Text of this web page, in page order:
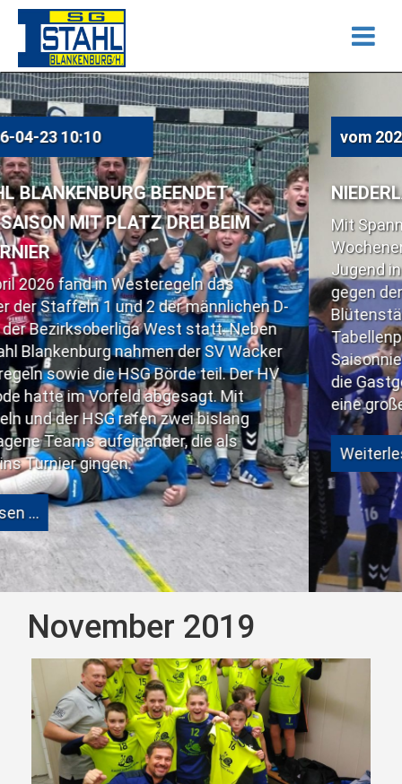
DREI BEIM
das
männlichen D-
statt. Neben
der SV Wacker
teil. Der HV
Mit
zwei bislang
die als
vom2026-04-23 10:07
NIEDERLAGE IM
Mit Spannung wurde am
Wochenende das Spiel der
Jugend in der Handball
gegen den Spitzenreiter aus
Blütenstädter rangierten auf
Tabellenplatz und wollten den
Saisonniederlage beibringen.
die Gastgeber Domenik
eine große Schwächung
Weiterlesen …
November 2019